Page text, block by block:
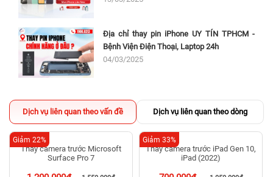
Địa chỉ thay pin iPhone UY TÍN TPHCM -
Bệnh Viện Điện Thoại, Laptop 24h
04/03/2025
Dịch vụ liên quan theo vấn đề Dịch vụ liên quan theo dòng
Giảm 22% Giảm 33%